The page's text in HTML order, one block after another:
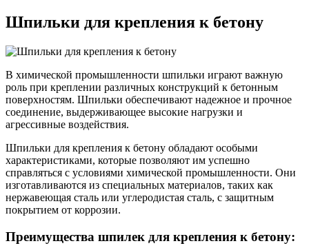
Шпильки для крепления к бетону
В химической промышленности шпильки играют важную
роль при креплении различных конструкций к бетонным
поверхностям. Шпильки обеспечивают надежное и прочное
соединение, выдерживающее высокие нагрузки и
агрессивные воздействия.
Шпильки для крепления к бетону обладают особыми
характеристиками, которые позволяют им успешно
справляться с условиями химической промышленности. Они
изготавливаются из специальных материалов, таких как
нержавеющая сталь или углеродистая сталь, с защитным
покрытием от коррозии.
Преимущества шпилек для крепления к бетону: